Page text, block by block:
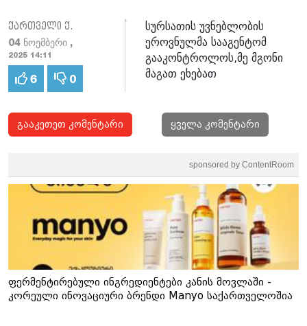
ქართველი ქ.
04 ნოემბერი ,
2025 14:11
6 0
სურსათის უვნებლობის
ეროვნულმა სააგენტომ
გააკონტროლოს,მე მგონი
მაგათ ეხებათ
გააკეთეთ კომენტარი ყველა კომენტარი
sponsored by ContentRoom
ფერმენტირებული ინგრედიენტები კანის მოვლაში -
კორეული ინოვაციური ბრენდი Manyo საქართველოშია